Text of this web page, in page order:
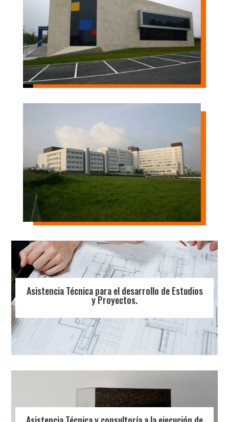
Asistencia Técnica para el desarrollo de Estudios
y Proyectos.